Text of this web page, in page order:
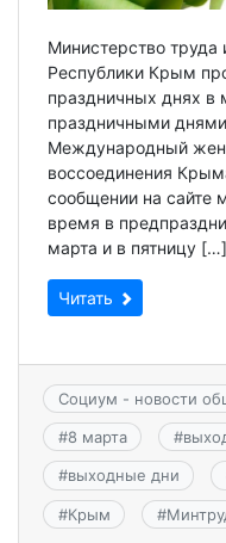
Министерство труда
Республики Крым
праздничных днях в
праздничными
Международный
воссоединения
сообщении на сайте
время в
марта и в пятницу […]
Читать
Социум - новости
#8 марта #
#выходные дни
#Крым #